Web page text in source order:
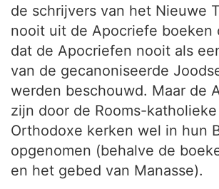
de schrijvers van het Nieuwe
nooit uit de Apocriefe boeken
dat de Apocriefen nooit als
van de gecanoniseerde
werden beschouwd. Maar de
zijn door de Rooms-
Orthodoxe kerken wel in hun
opgenomen (behalve de
en het gebed van Manasse).